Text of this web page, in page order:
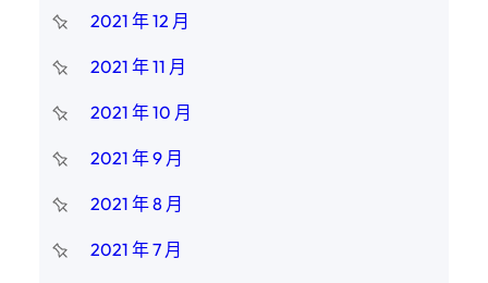
2021 年 12 月
2021 年 11 月
2021 年 10 月
2021 年 9 月
2021 年 8 月
2021 年 7 月